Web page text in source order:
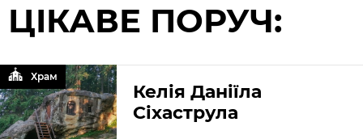
ЦІКАВЕ ПОРУЧ:
Келія Даніїла
Сіхаструла
Храм